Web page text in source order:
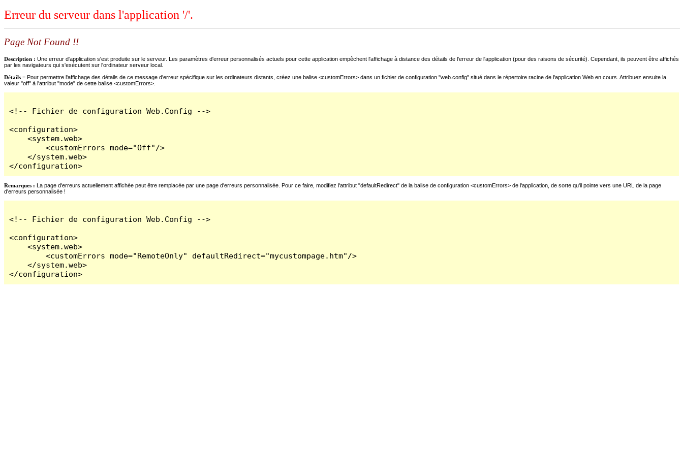
Erreur du serveur dans l'application '/'.
Page Not Found !!
Description : Une erreur d'application s'est produite sur le serveur. Les paramètres d'erreur personnalisés actuels pour cette application empêchent l'affichage à distance des détails de l'erreur de l'application (pour des raisons de sécurité). Cependant, ils peuvent être affichés
par les navigateurs qui s'exécutent sur l'ordinateur serveur local.
Détails = Pour permettre l'affichage des détails de ce message d'erreur spécifique sur les ordinateurs distants, créez une balise <customErrors> dans un fichier de configuration "web.config" situé dans le répertoire racine de l'application Web en cours. Attribuez ensuite la
valeur "off" à l'attribut "mode" de cette balise <customErrors>.
<!-- Fichier de configuration Web.Config -->
<configuration>
    <system.web>
        <customErrors mode="Off"/>
    </system.web>
</configuration>
Remarques : La page d'erreurs actuellement affichée peut être remplacée par une page d'erreurs personnalisée. Pour ce faire, modifiez l'attribut "defaultRedirect" de la balise de configuration <customErrors> de l'application, de sorte qu'il pointe vers une URL de la page
d'erreurs personnalisée !
<!-- Fichier de configuration Web.Config -->
<configuration>
    <system.web>
        <customErrors mode="RemoteOnly" defaultRedirect="mycustompage.htm"/>
    </system.web>
</configuration>